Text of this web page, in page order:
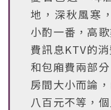
地，深秋風寒
小酌一番，高
費訊息KTV的
和包廂費兩部
房間大小而論
八百元不等，